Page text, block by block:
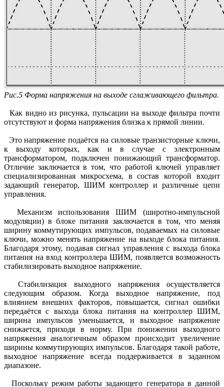
Рис.5 Форма напряжения на выходе сглаживающего фильтра.
Как видно из рисунка, пульсации на выходе фильтра почти
отсутствуют и форма напряжения близка к прямой линии.
Это напряжение подаётся на силовые транзисторные ключи,
к выходу которых, как и в случае с электронным
трансформатором, подключен понижающий трансформатор.
Отличие заключается в том, что работой ключей управляет
специализированная микросхема, в состав которой входит
задающий генератор, ШИМ контроллер и различные цепи
управления.
Механизм использования ШИМ (широтно-импульсной
модуляции) в блоке питания заключается в том, что меняя
ширину коммутирующих импульсов, подаваемых на силовые
ключи, можно менять напряжение на выходе блока питания.
Благодаря этому, подавая сигнал управления с выхода блока
питания на вход контроллера ШИМ, появляется возможность
стабилизировать выходное напряжение.
Стабилизация выходного напряжения осуществляется
следующим образом. Когда выходное напряжение, под
влиянием внешних факторов, повышается, сигнал ошибки
передаётся с выхода блока питания на контроллер ШИМ,
ширина импульсов уменьшается, и выходное напряжение
снижается, приходя в норму. При понижении выходного
напряжения аналогичным образом происходит увеличение
ширины коммутирующих импульсов. Благодаря такой работе,
выходное напряжение всегда поддерживается в заданном
диапазоне.
Поскольку режим работы задающего генератора в данной